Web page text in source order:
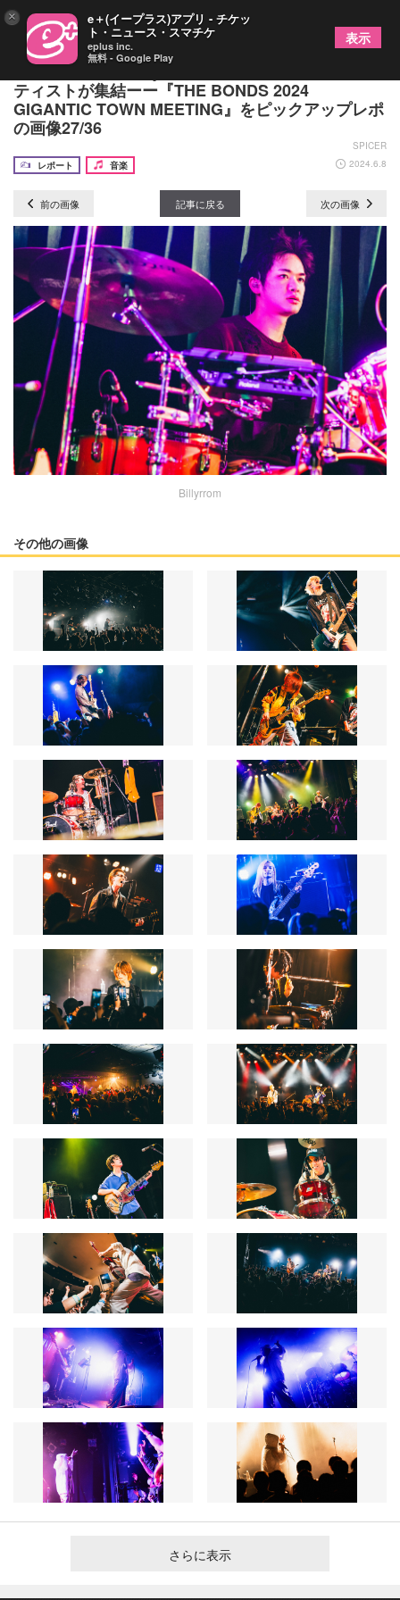
This is LAST、Billyrrom、紫 今ら新進気鋭のアー
ティストが集結ーー『THE BONDS 2024
GIGANTIC TOWN MEETING』をピックアップレポ
の画像27/36
SPICER
レポート
音楽 2024.6.8
前の画像 記事に戻る 次の画像
Billyrrom
その他の画像
さらに表示
× e＋(イープラス)アプリ - チケッ
ト・ニュース・スマチケ
eplus inc.
無料 - Google Play
表示